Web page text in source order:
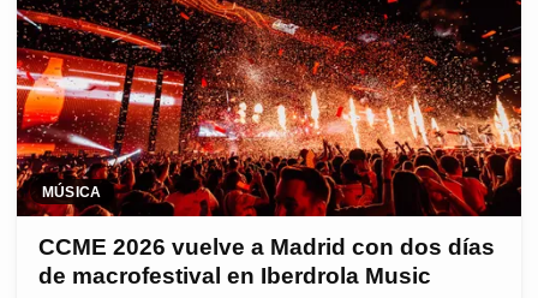
MÚSICA
CCME 2026 vuelve a Madrid con dos días
de macrofestival en Iberdrola Music